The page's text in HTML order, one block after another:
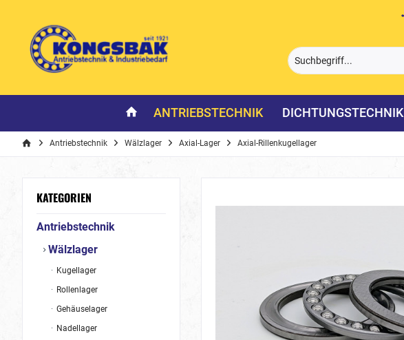
ANTRIEBSTECHNIK DICHTUNGSTECHNIK
Antriebstechnik Wälzlager Axial-Lager Axial-Rillenkugellager
KATEGORIEN
Antriebstechnik
Wälzlager
Kugellager
Rollenlager
Gehäuselager
Nadellager